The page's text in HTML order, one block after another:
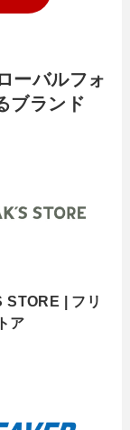
ーバルフォ
ブランド
STORE | フリ
ア